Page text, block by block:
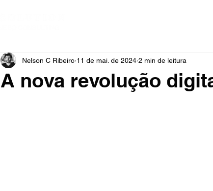
A nova revolução
Nelson C Ribeiro 11 de mai. de 2024 2 min de leitura